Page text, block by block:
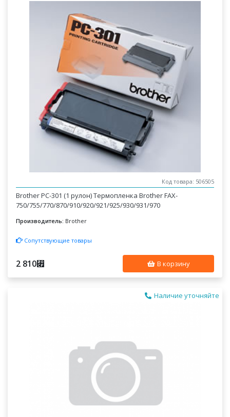
Код товара: 506505
Brother PC-301 (1 рулон) Термопленка Brother FAX-
750/755/770/870/910/920/921/925/930/931/970
Производитель: Brother
Сопутствующие товары
2 810⃏ В корзину
Наличие уточняйте